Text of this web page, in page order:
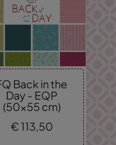
Back in the
Day - EQP
(50x55 cm)
€113,50